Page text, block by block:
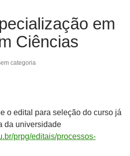
em
Ciências
categoria
o edital para seleção do curso já
da universidade
prpg/editais/processos-